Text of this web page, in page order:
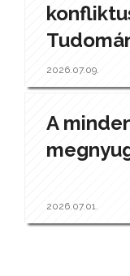
2026.07.09.
A
2026.07.01.